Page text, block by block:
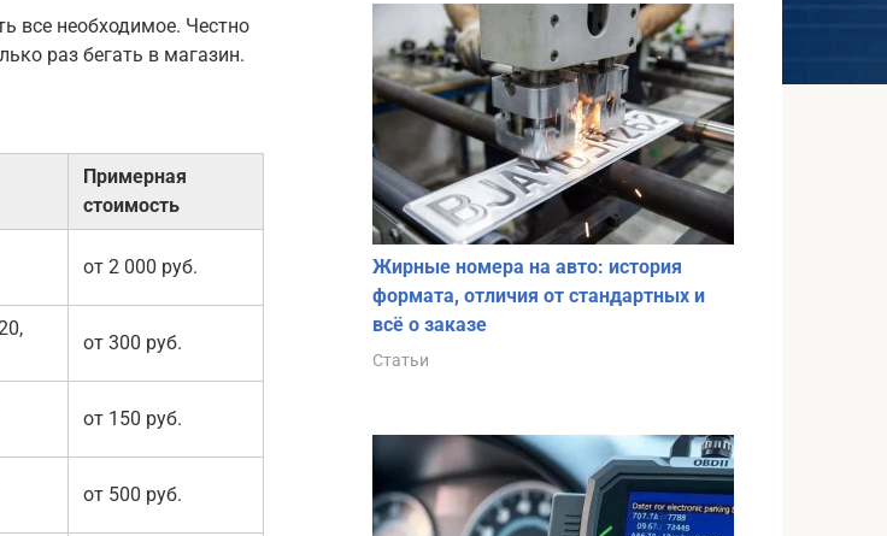
все необходимое. Честно
раз бегать в магазин.
Примерная
стоимость
от 2 000 руб.
от 300 руб.
от 150 руб.
от 500 руб.
Жирные номера на авто: история
формата, отличия от стандартных и
всё о заказе
Статьи